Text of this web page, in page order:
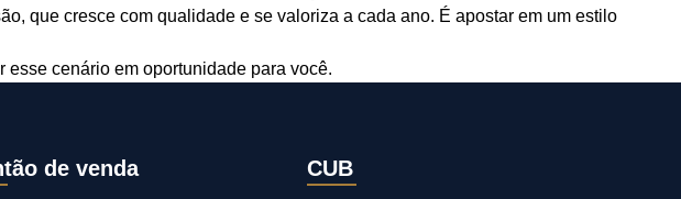
que cresce com qualidade e se valoriza a cada ano. É apostar em um estilo
cenário em oportunidade para você.
de venda CUB